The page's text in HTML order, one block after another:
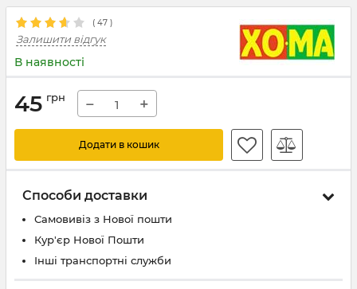
( 47 )
Залишити відгук
В наявності
45 грн − +
Додати в кошик
Способи доставки
Самовивіз з Нової пошти
Кур'єр Нової Пошти
Інші транспортні служби